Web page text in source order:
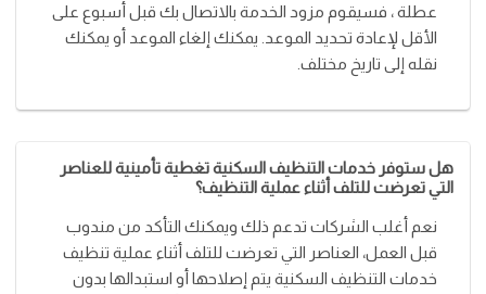
عطلة ، فسيقوم مزود الخدمة بالاتصال بك قبل أسبوع على
الأقل لإعادة تحديد الموعد. يمكنك إلغاء الموعد أو يمكنك
نقله إلى تاريخ مختلف.
هل ستوفر خدمات التنظيف السكنية تغطية تأمينية للعناصر
التي تعرضت للتلف أثناء عملية التنظيف؟
نعم أغلب الشركات تدعم ذلك ويمكنك التأكد من مندوب
قبل العمل، العناصر التي تعرضت للتلف أثناء عملية تنظيف
خدمات التنظيف السكنية يتم إصلاحها أو استبدالها بدون